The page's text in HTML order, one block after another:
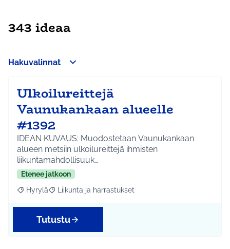
343 ideaa
Hakuvalinnat
Ulkoilureittejä
Vaunukankaan alueelle
#1392
IDEAN KUVAUS: Muodostetaan Vaunukankaan
alueen metsiin ulkoilureittejä ihmisten
liikuntamahdollisuuk…
Etenee jatkoon
Rajaa tulokset aihepiirin mukaan: Hyrylä
Hyrylä Rajaa tulokset teeman mukaan: Liikunta ja
Liikunta ja harrastukset
Tutustu